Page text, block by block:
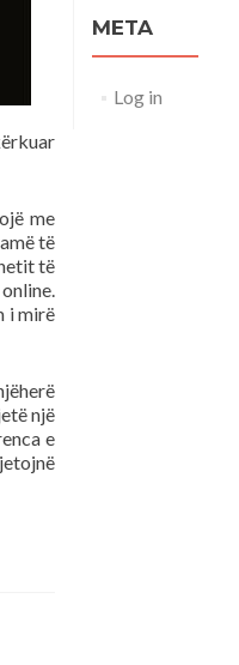
me
të
të
i mirë
një
e
META
Log in